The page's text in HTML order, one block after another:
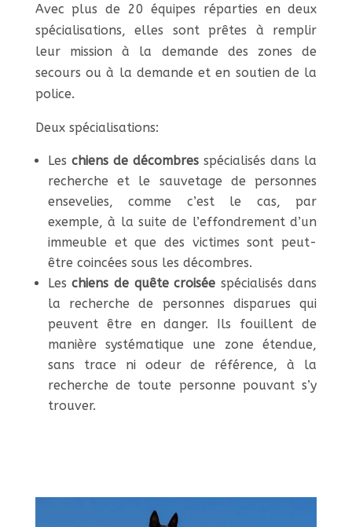
Avec plus de 20 équipes réparties en deux
spécialisations, elles sont prêtes à remplir
leur mission à la demande des zones de
secours ou à la demande et en soutien de la
police.
Deux spécialisations:
Les chiens de décombresspécialisés dans la
recherche et le sauvetage de personnes
ensevelies, comme c’est le cas, par
exemple, à la suite de l’effondrement d’un
immeuble et que des victimes sont peut-
être coincées sous les décombres.
Leschiens de quête croisée spécialisés dans
la recherche de personnes disparues qui
peuvent être en danger. Ils fouillent de
manière systématique une zone étendue,
sans trace ni odeur de référence, à la
recherche de toute personne pouvant s’y
trouver.